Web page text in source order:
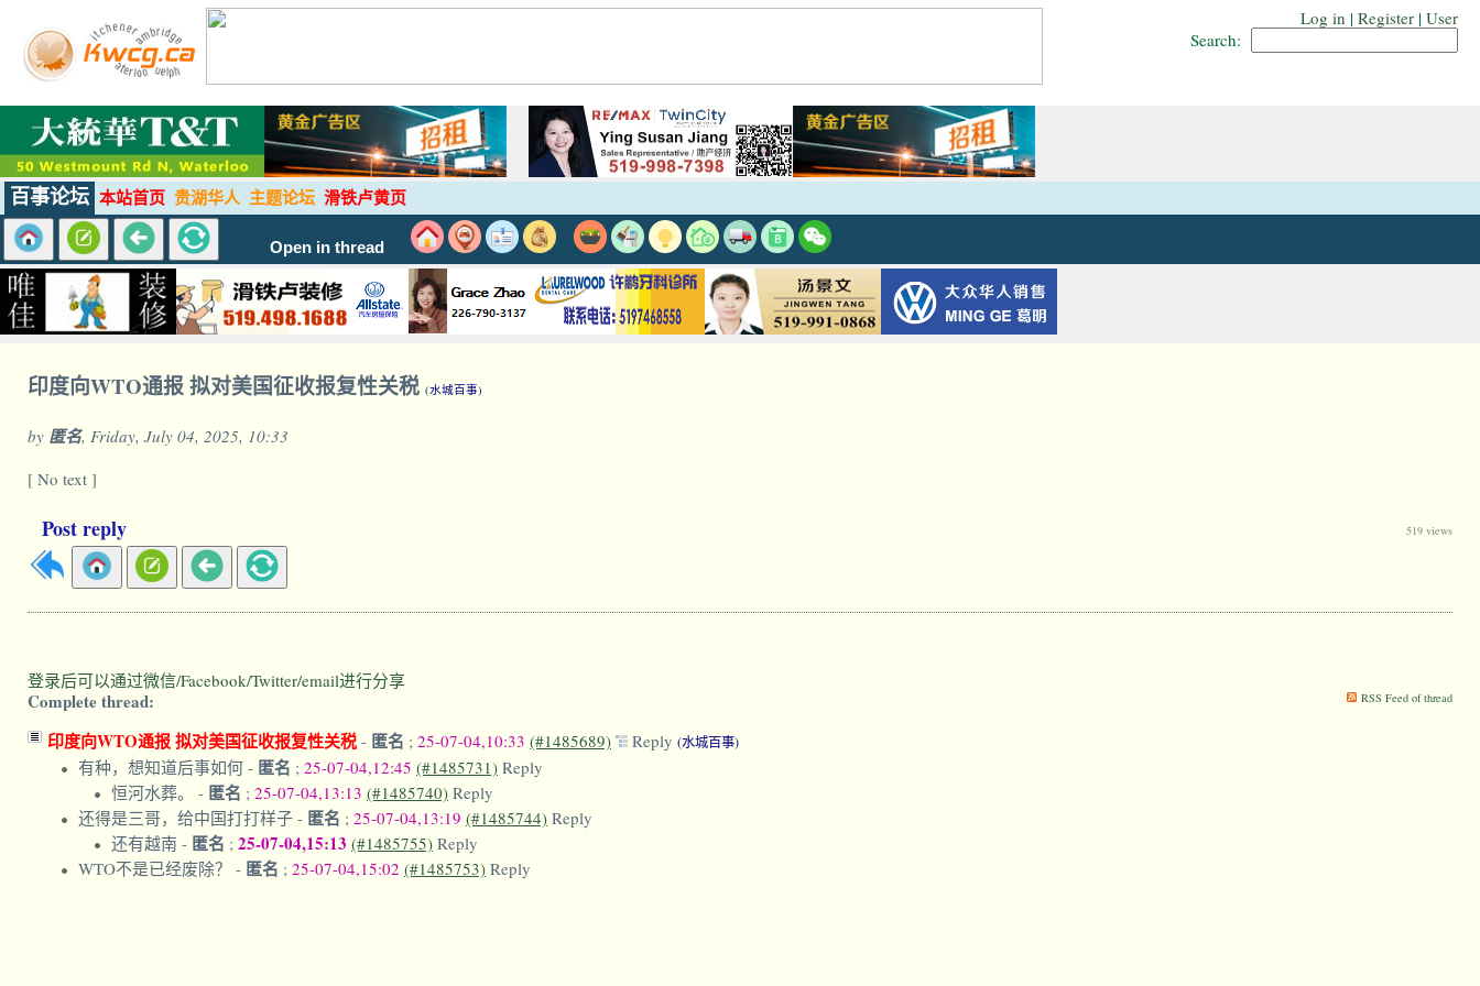
Log in | Register | User
Search:
百事论坛 本站首页 贵湖华人 主题论坛 滑铁卢黄页
Open in thread
印度向WTO通报 拟对美国征收报复性关税 (水城百事)
by 匿名, Friday, July 04, 2025, 10:33
[ No text ]
Post reply 519 views
登录后可以通过微信/Facebook/Twitter/email进行分享
Complete thread: RSS Feed of thread
印度向WTO通报 拟对美国征收报复性关税 - 匿名 ; 25-07-04,10:33 (#1485689) Reply (水城百事)
有种，想知道后事如何 - 匿名 ; 25-07-04,12:45 (#1485731) Reply
恒河水葬。 - 匿名 ; 25-07-04,13:13 (#1485740) Reply
还得是三哥，给中国打打样子 - 匿名 ; 25-07-04,13:19 (#1485744) Reply
还有越南 - 匿名 ; 25-07-04,15:13 (#1485755) Reply
WTO不是已经废除？ - 匿名 ; 25-07-04,15:02 (#1485753) Reply